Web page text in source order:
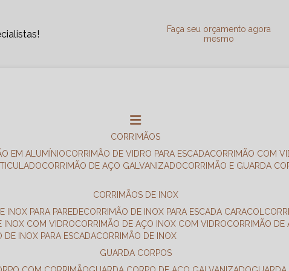
Faça seu orçamento agora
mesmo
CORRIMÃOS
EM ALUMÍNIO
CORRIMÃO DE VIDRO PARA ESCADA CORRIMÃO COM
CORRIMÃO DE AÇO GALVANIZADO CORRIMÃO E GUARDA
CORRIMÃOS DE INOX
INOX PARA PAREDE
CORRIMÃO DE INOX PARA ESCADA CARACOL
INOX COM VIDRO
CORRIMÃO DE AÇO INOX COM VIDRO CORRIMÃO
DE INOX PARA ESCADA
CORRIMÃO DE INOX
GUARDA CORPOS